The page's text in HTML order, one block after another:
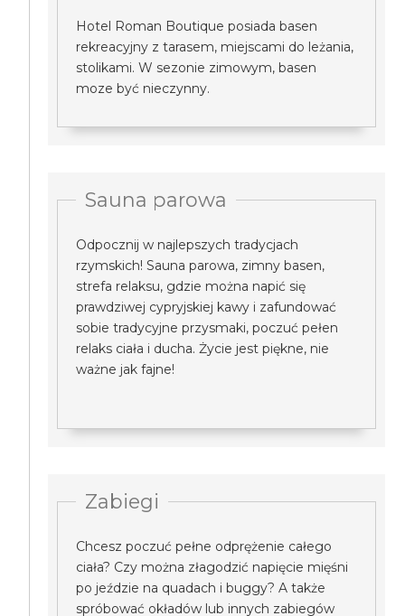
Hotel Roman Boutique posiada basen
rekreacyjny z tarasem, miejscami do leżania,
stolikami. W sezonie zimowym, basen
moze być nieczynny.
Sauna parowa
Odpocznij w najlepszych tradycjach
rzymskich! Sauna parowa, zimny basen,
strefa relaksu, gdzie można napić się
prawdziwej cypryjskiej kawy i zafundować
sobie tradycyjne przysmaki, poczuć pełen
relaks ciała i ducha. Życie jest piękne, nie
ważne jak fajne!
Zabiegi
Chcesz poczuć pełne odprężenie całego
ciała? Czy można złagodzić napięcie mięśni
po jeździe na quadach i buggy? A także
spróbować okładów lub innych zabiegów